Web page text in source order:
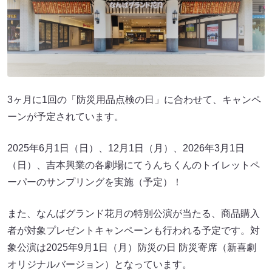
3ヶ月に1回の「防災用品点検の日」に合わせて、キャンペ
ーンが予定されています。
2025年6月1日（日）、12月1日（月）、2026年3月1日
（日）、吉本興業の各劇場にてうんちくんのトイレットペ
ーパーのサンプリングを実施（予定）！
また、なんばグランド花月の特別公演が当たる、商品購入
者が対象プレゼントキャンペーンも行われる予定です。対
象公演は2025年9月1日（月）防災の日 防災寄席（新喜劇
オリジナルバージョン）となっています。